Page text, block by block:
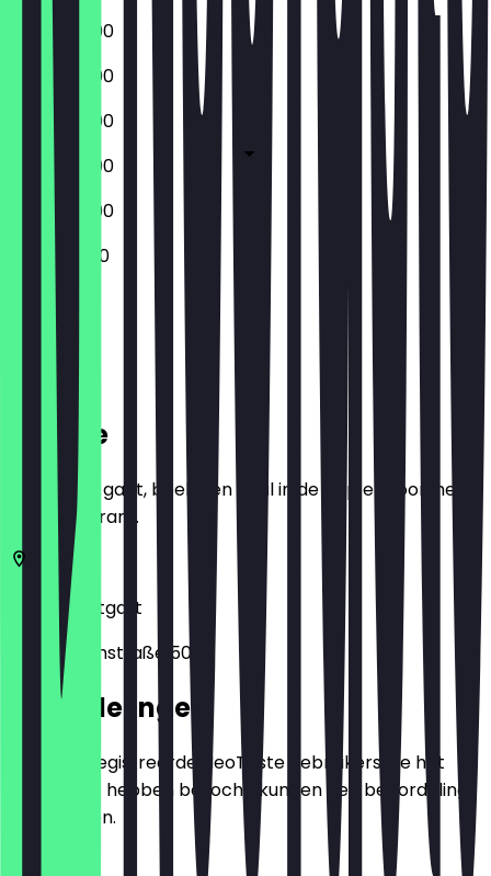
09:00 - 19:00
09:00 - 19:00
09:00 - 19:00
09:00 - 19:00
09:00 - 19:00
10:00 - 19:00
Gesloten
Locatie
Voordat je gaat, boek een deal in de app en toon het in
het restaurant.
Stuttgart
Nesenbachstraße 50
Beoordelingen
Alleen geregistreerde NeoTaste gebruikers die het
restaurant hebben bezocht, kunnen een beoordeling
achterlaten.